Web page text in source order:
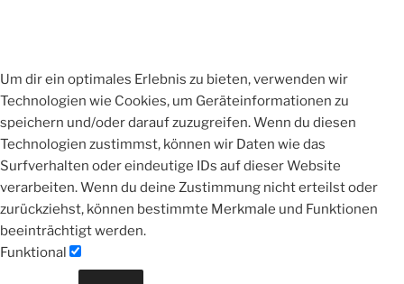
Um dir ein optimales Erlebnis zu bieten, verwenden wir
Technologien wie Cookies, um Geräteinformationen zu
speichern und/oder darauf zuzugreifen. Wenn du diesen
Technologien zustimmst, können wir Daten wie das
Surfverhalten oder eindeutige IDs auf dieser Website
verarbeiten. Wenn du deine Zustimmung nicht erteilst oder
zurückziehst, können bestimmte Merkmale und Funktionen
beeinträchtigt werden.
Funktional